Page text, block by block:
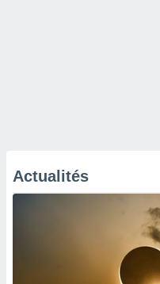
Actualités